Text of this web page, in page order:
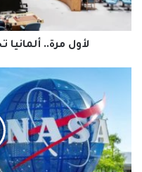
لأول مرة..
تجمع
بشري
خارج